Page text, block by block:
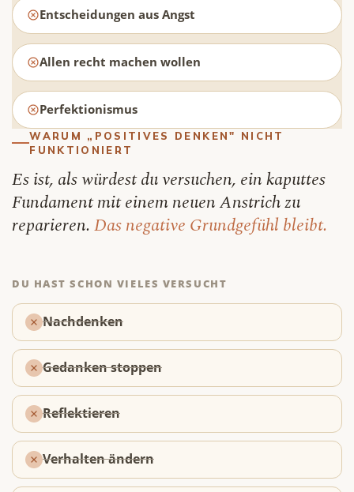
Entscheidungen aus Angst
Allen recht machen wollen
Perfektionismus
WARUM „POSITIVES DENKEN" NICHT
FUNKTIONIERT
Es ist, als würdest du versuchen, ein kaputtes
Fundament mit einem neuen Anstrich zu
reparieren.Das negative Grundgefühl bleibt.
DU HAST SCHON VIELES VERSUCHT
Nachdenken
Gedanken stoppen
Reflektieren
Verhalten ändern